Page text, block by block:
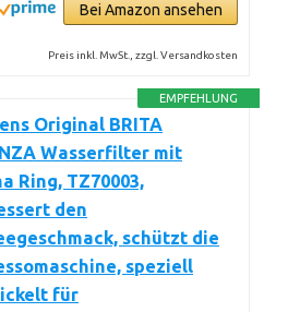
Bei Amazon ansehen
Preis inkl. MwSt., zzgl. Versandkosten
EMPFEHLUNG
Original BRITA
Wasserfilter mit
Ring, TZ70003,
den
schützt die
speziell
für